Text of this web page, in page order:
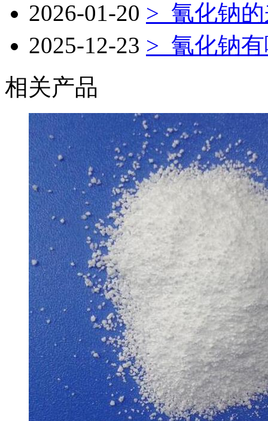
2026-01-20 > 氰化钠
2025-12-23 > 氰化钠
相关产品